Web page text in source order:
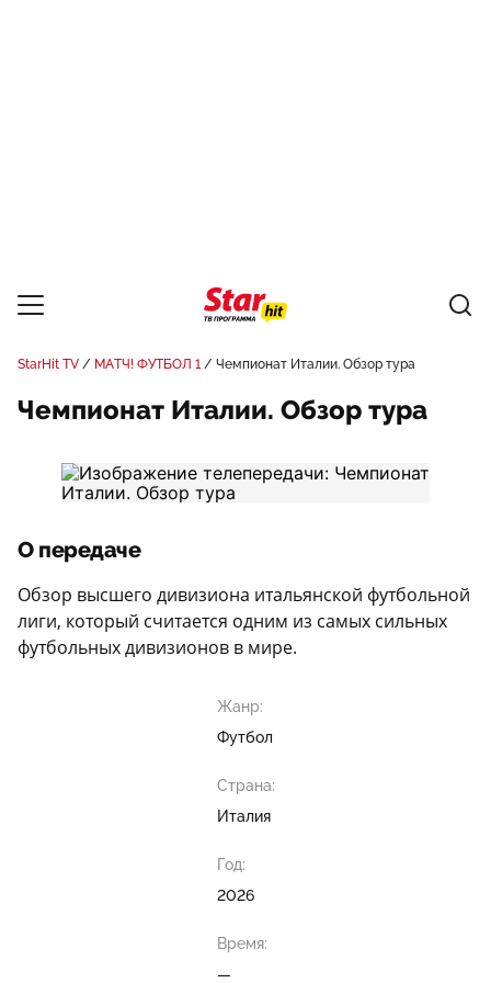
StarHit TV МАТЧ! ФУТБОЛ 1 Чемпионат Италии. Обзор тура
Чемпионат Италии. Обзор тура
О передаче
Обзор высшего дивизиона итальянской футбольной
лиги, который считается одним из самых сильных
футбольных дивизионов в мире.
Жанр:
Футбол
Страна:
Италия
Год:
2026
Время:
—